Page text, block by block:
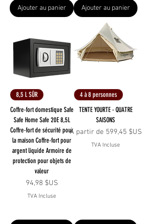
Ajouter au panier Ajouter au panier
8,5 L SÛR
Coffre-fort domestique Safe
Safe Home Safe 20E 8,5L
Coffre-fort de sécurité pour
la maison Coffre-fort pour
argent liquide Armoire de
protection pour objets de
valeur
Prix
94,98 $US
TVA Incluse
4 à 8 personnes
TENTE YOURTE - QUATRE
SAISONS
À partir de 599,45 $US
Prix promotionnel
TVA Incluse